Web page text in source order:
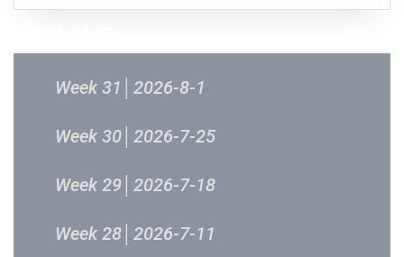
Week 31│2026-8-1
Week 30│2026-7-25
Week 29│2026-7-18
Week 28│2026-7-11